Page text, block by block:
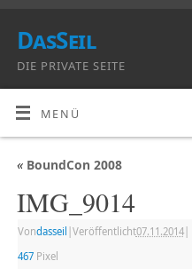
DasSeil
DIE PRIVATE SEITE
MENÜ
«BoundCon 2008
IMG_9014
Vondasseil Veröffentlicht07.11.2014|
467Pixel